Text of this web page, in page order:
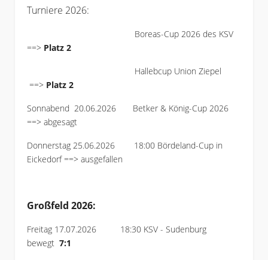
Turniere 2026:
Boreas-Cup 2026 des KSV
==> Platz 2
Hallebcup Union Ziepel
==> Platz 2
Sonnabend 20.06.2026 Betker & König-Cup 2026
==> abgesagt
Donnerstag 25.06.2026 18:00 Bördeland-Cup in
Eickedorf ==> ausgefallen
Großfeld 2026:
Freitag 17.07.2026 18:30 KSV - Sudenburg
bewegt7:1